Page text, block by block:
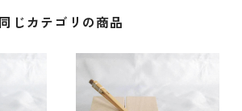
同じカテゴリの商品